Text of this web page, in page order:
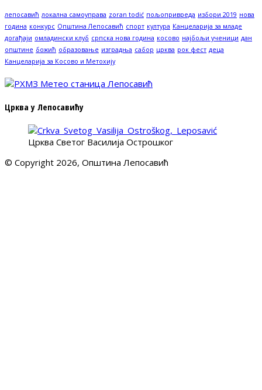
лепосавић локална самоуправа zoran todić пољопривреда избори 2019 нова
година конкурс Општина Лепосавић спорт култура Канцеларија за младе
догађаји омладински клуб српска нова година косово најбољи ученици дан
општине божић образовање изградња сабор црква рок фест деца
Канцеларија за Косово и Метохију
Црква у Лепосавићу
Црква Светог Василија Острошког
© Copyright 2026, Општина Лепосавић